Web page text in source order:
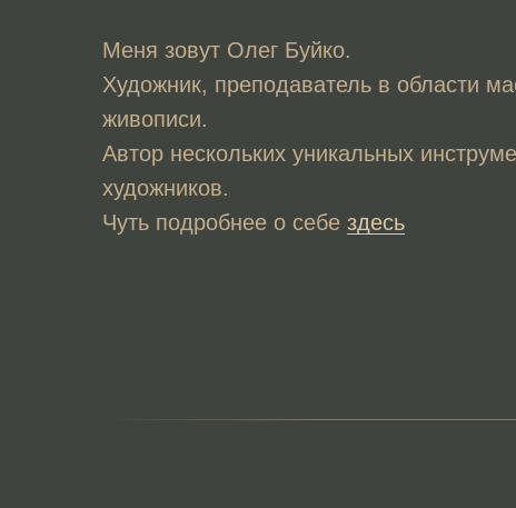
Меня зовут Олег Буйко.
Художник, преподаватель в области
живописи.
Автор нескольких уникальных
художников.
Чуть подробнее о себе здесь